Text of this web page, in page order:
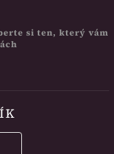
si ten, který vám